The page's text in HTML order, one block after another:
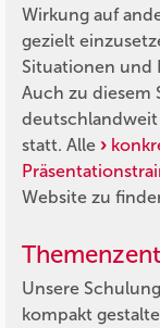
Wirkung auf
gezielt
Situationen und
Auch zu diesem
statt. Alle
Website zu
Unsere
kompakt